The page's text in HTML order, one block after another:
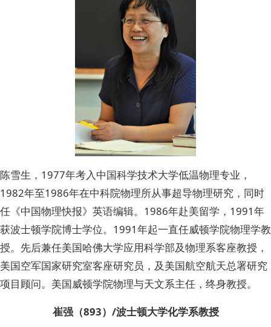
陈雪生，1977年考入中国科学技术大学低温物理专业，
1982年至1986年在中科院物理所从事超导物理研究，同时
任《中国物理快报》英语编辑。1986年赴美留学，1991年
获波士顿学院博士学位。1991年起一直任威顿学院物理学教
授。先后兼任美国哈佛大学应用科学部及物理系客座教授，
美国空军国家研究室客座研究员，及美国航空航天总署研究
项目顾问。美国威顿学院物理与天文系主任，终身教授。
崔强（893）/波士顿大学化学系教授